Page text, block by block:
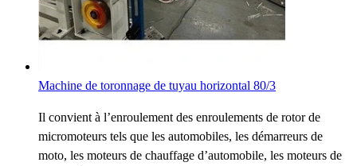
Machine de toronnage de tuyau horizontal 80/3
Il convient à l’enroulement des enroulements de rotor de
micromoteurs tels que les automobiles, les démarreurs de
moto, les moteurs de chauffage d’automobile, les moteurs de